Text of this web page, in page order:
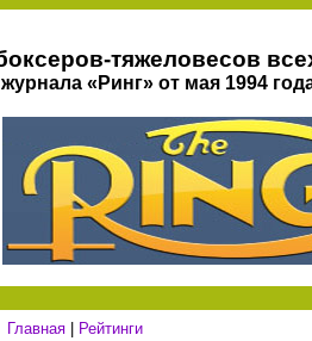
тяжеловесов
«Ринг» от мая 1994
Главная Рейтинги